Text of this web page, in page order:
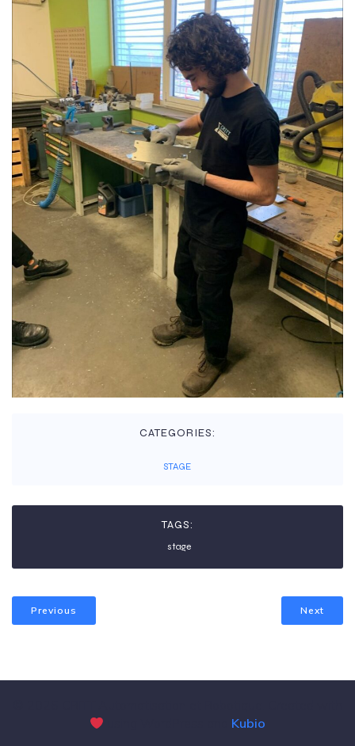
CATEGORIES:
STAGE
TAGS:
stage
Previous Next
Kubio